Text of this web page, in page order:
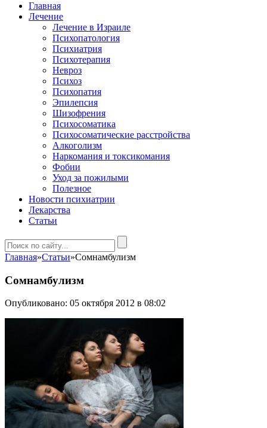
Главная
Лечение
Лечение в Израиле
Психопатология
Психиатрия
Психотерапия
Невроз
Психоз
Психопатия
Эпилепсия
Шизофрения
Психосоматика
Психосоматические расстройства
Алкоголизм
Наркомания и токсикомания
Фобии
Уход за пожилыми
Полезное
Новости психиатрии
Лекарства
Статьи
Главная»Статьи»Сомнамбулизм
Сомнамбулизм
Опубликовано: 05 октября 2012 в 08:02